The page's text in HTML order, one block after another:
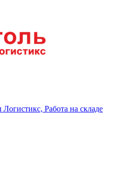
Логистикс, Работа на складе